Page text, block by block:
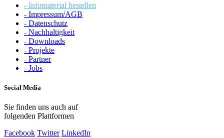
- Infomaterial bestellen
- Impressum/AGB
- Datenschutz
- Nachhaltigkeit
- Downloads
- Projekte
- Partner
- Jobs
Social Media
Sie finden uns auch auf
folgenden Plattformen
Facebook Twitter LinkedIn